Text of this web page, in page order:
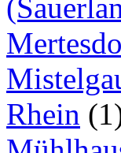
Rhein